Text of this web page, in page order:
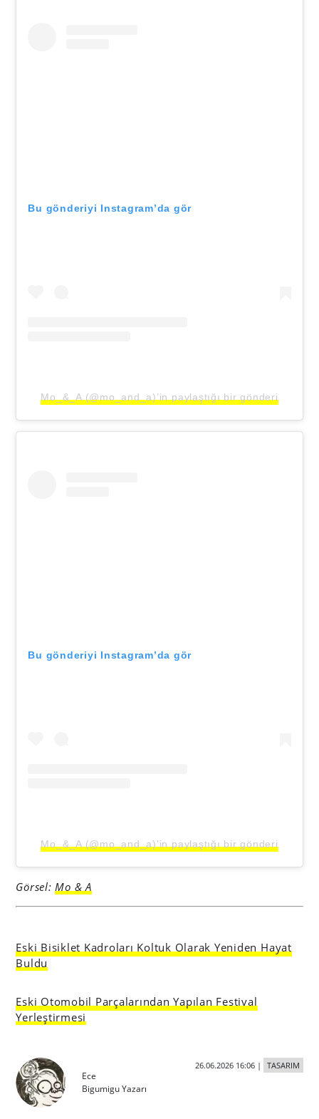
Bu gönderiyi Instagram’da gör
Mo_&_A (@mo_and_a)’in paylaştığı bir gönderi
Bu gönderiyi Instagram’da gör
Mo_&_A (@mo_and_a)’in paylaştığı bir gönderi
Görsel: Mo & A
Eski Bisiklet Kadroları Koltuk Olarak Yeniden Hayat
Buldu
Eski Otomobil Parçalarından Yapılan Festival
Yerleştirmesi
Ece
Bigumigu Yazarı
26.06.2026 16:06| TASARIM